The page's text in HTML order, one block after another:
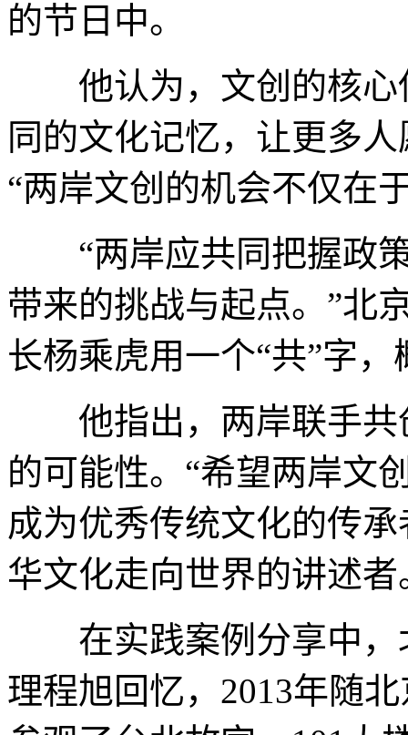
的节日中。
他认为，文创的核心
同的文化记忆，让更多
“两岸文创的机会不仅在
“两岸应共同把握政策
带来的挑战与起点。”北
长杨乘虎用一个“共”字
他指出，两岸联手共
的可能性。“希望两岸文
成为优秀传统文化的传
华文化走向世界的讲述者
在实践案例分享中，
理程旭回忆，2013年随